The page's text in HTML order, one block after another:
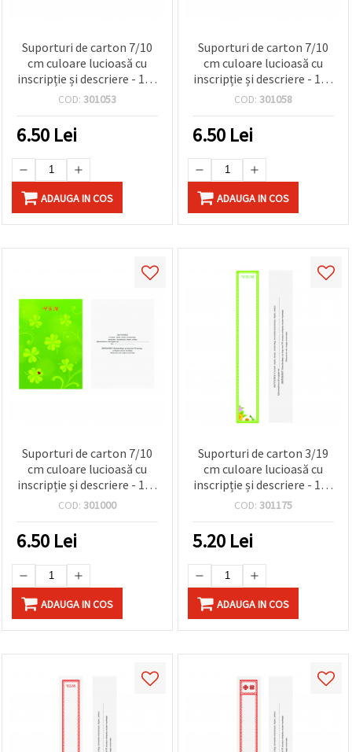
Suporturi de carton 7/10
cm culoare lucioasă cu
inscripție și descriere - 100
bucăți
COD: 301053
6.50 Lei
ADAUGA IN COS
Suporturi de carton 7/10
cm culoare lucioasă cu
inscripție și descriere - 100
bucăți
COD: 301058
6.50 Lei
ADAUGA IN COS
Suporturi de carton 7/10
cm culoare lucioasă cu
inscripție și descriere - 100
bucăți
COD: 301000
6.50 Lei
ADAUGA IN COS
Suporturi de carton 3/19
cm culoare lucioasă cu
inscripție și descriere - 100
bucăți
COD: 301175
5.20 Lei
ADAUGA IN COS